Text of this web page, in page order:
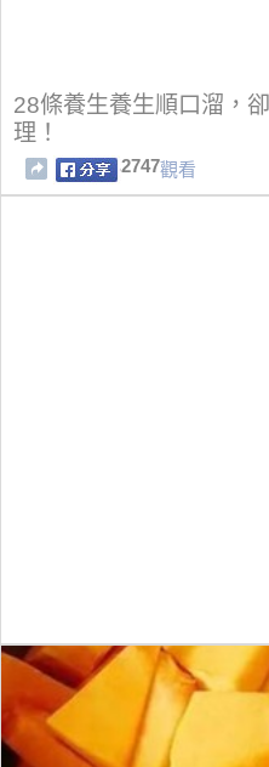
28條養生養生順口溜，
理！
2747觀看